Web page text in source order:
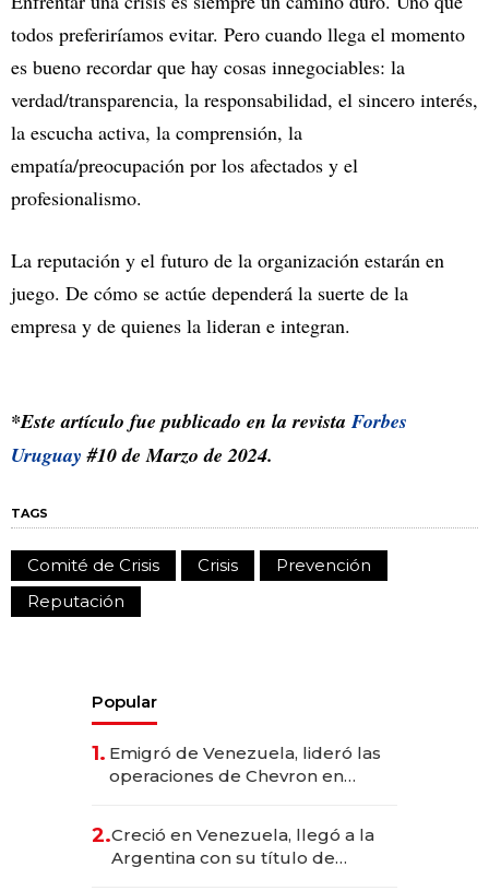
todos preferiríamos evitar. Pero cuando llega el momento
es bueno recordar que hay cosas innegociables: la
verdad/transparencia, la responsabilidad, el sincero interés,
la escucha activa, la comprensión, la
empatía/preocupación por los afectados y el
profesionalismo.
La reputación y el futuro de la organización estarán en
juego. De cómo se actúe dependerá la suerte de la
empresa y de quienes la lideran e integran.
*Este artículo fue publicado en la revistaForbes
Uruguay #10 de Marzo de 2024.
TAGS
Comité de Crisis Crisis
Prevención
Reputación
Popular
1. Emigró de Venezuela, lideró las
operaciones de Chevron en
2.Creció en Venezuela, llegó a la
Argentina con su título de